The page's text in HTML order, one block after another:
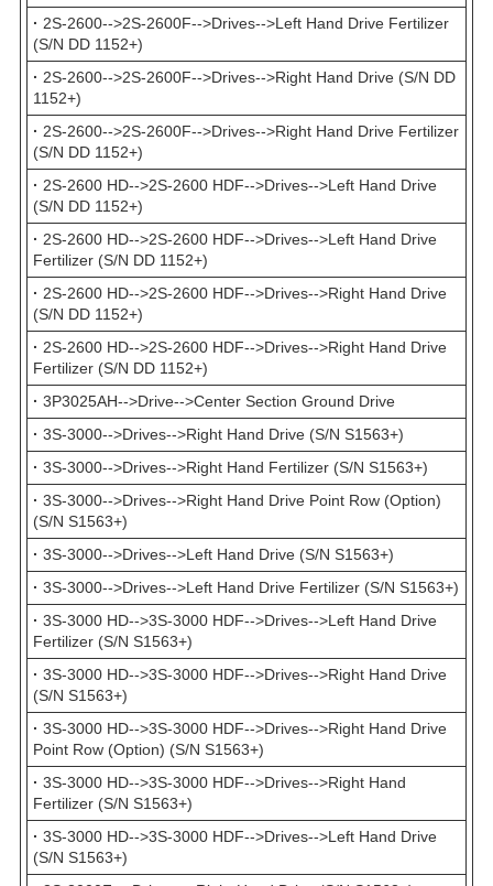
· 2S-2600-->2S-2600F-->Drives-->Left Hand Drive Fertilizer
(S/N DD 1152+)
· 2S-2600-->2S-2600F-->Drives-->Right Hand Drive (S/N DD
1152+)
· 2S-2600-->2S-2600F-->Drives-->Right Hand Drive Fertilizer
(S/N DD 1152+)
· 2S-2600 HD-->2S-2600 HDF-->Drives-->Left Hand Drive
(S/N DD 1152+)
· 2S-2600 HD-->2S-2600 HDF-->Drives-->Left Hand Drive
Fertilizer (S/N DD 1152+)
· 2S-2600 HD-->2S-2600 HDF-->Drives-->Right Hand Drive
(S/N DD 1152+)
· 2S-2600 HD-->2S-2600 HDF-->Drives-->Right Hand Drive
Fertilizer (S/N DD 1152+)
· 3P3025AH-->Drive-->Center Section Ground Drive
· 3S-3000-->Drives-->Right Hand Drive (S/N S1563+)
· 3S-3000-->Drives-->Right Hand Fertilizer (S/N S1563+)
· 3S-3000-->Drives-->Right Hand Drive Point Row (Option)
(S/N S1563+)
· 3S-3000-->Drives-->Left Hand Drive (S/N S1563+)
· 3S-3000-->Drives-->Left Hand Drive Fertilizer (S/N S1563+)
· 3S-3000 HD-->3S-3000 HDF-->Drives-->Left Hand Drive
Fertilizer (S/N S1563+)
· 3S-3000 HD-->3S-3000 HDF-->Drives-->Right Hand Drive
(S/N S1563+)
· 3S-3000 HD-->3S-3000 HDF-->Drives-->Right Hand Drive
Point Row (Option) (S/N S1563+)
· 3S-3000 HD-->3S-3000 HDF-->Drives-->Right Hand
Fertilizer (S/N S1563+)
· 3S-3000 HD-->3S-3000 HDF-->Drives-->Left Hand Drive
(S/N S1563+)